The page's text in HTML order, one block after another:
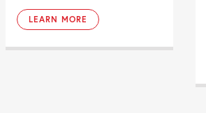
LEARN MORE